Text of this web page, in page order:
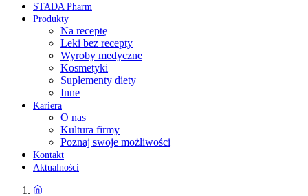
STADA Pharm
Produkty
Na receptę
Leki bez recepty
Wyroby medyczne
Kosmetyki
Suplementy diety
Inne
Kariera
O nas
Kultura firmy
Poznaj swoje możliwości
Kontakt
Aktualności